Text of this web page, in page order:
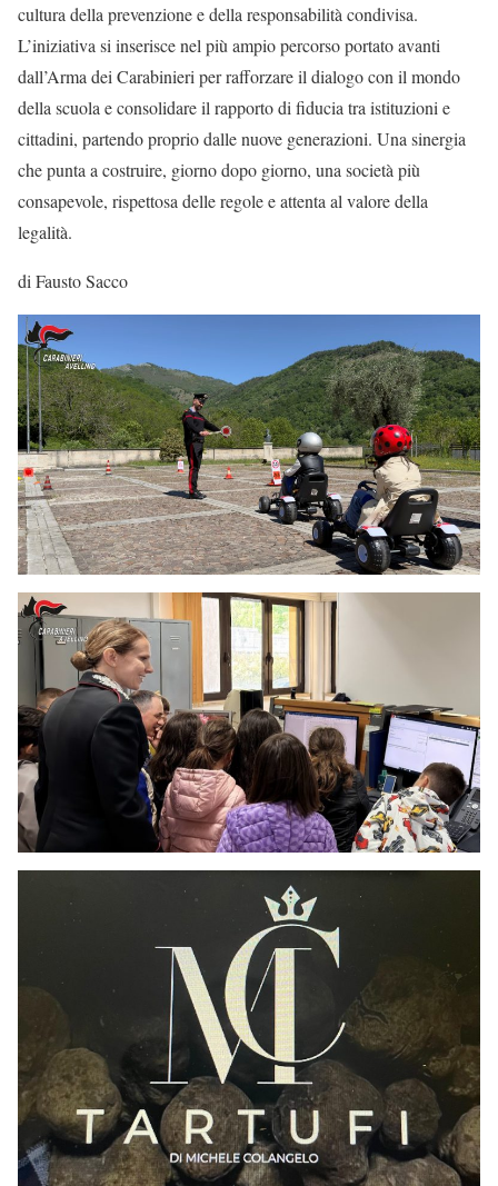
cultura della prevenzione e della responsabilità condivisa.
L’iniziativa si inserisce nel più ampio percorso portato avanti
dall’Arma dei Carabinieri per rafforzare il dialogo con il mondo
della scuola e consolidare il rapporto di fiducia tra istituzioni e
cittadini, partendo proprio dalle nuove generazioni. Una sinergia
che punta a costruire, giorno dopo giorno, una società più
consapevole, rispettosa delle regole e attenta al valore della
legalità.
di Fausto Sacco